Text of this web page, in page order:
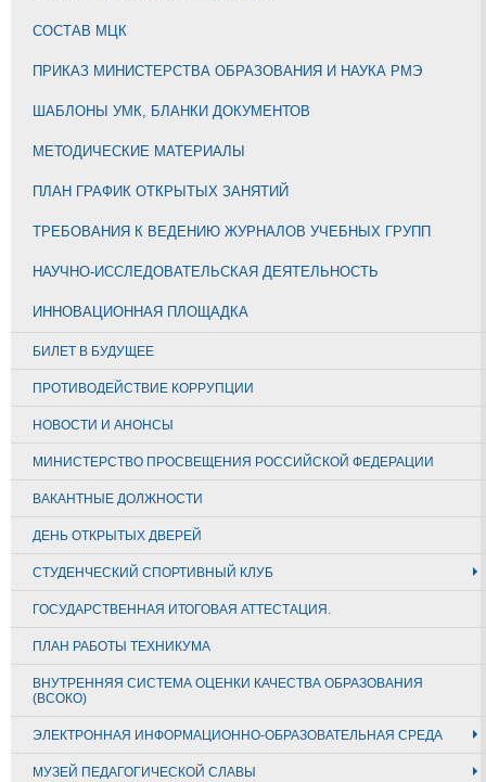
СОСТАВ МЦК
ПРИКАЗ МИНИСТЕРСТВА ОБРАЗОВАНИЯ И НАУКА РМЭ
ШАБЛОНЫ УМК, БЛАНКИ ДОКУМЕНТОВ
МЕТОДИЧЕСКИЕ МАТЕРИАЛЫ
ПЛАН ГРАФИК ОТКРЫТЫХ ЗАНЯТИЙ
ТРЕБОВАНИЯ К ВЕДЕНИЮ ЖУРНАЛОВ УЧЕБНЫХ ГРУПП
НАУЧНО-ИССЛЕДОВАТЕЛЬСКАЯ ДЕЯТЕЛЬНОСТЬ
ИННОВАЦИОННАЯ ПЛОЩАДКА
БИЛЕТ В БУДУЩЕЕ
ПРОТИВОДЕЙСТВИЕ КОРРУПЦИИ
НОВОСТИ И АНОНСЫ
МИНИСТЕРСТВО ПРОСВЕЩЕНИЯ РОССИЙСКОЙ ФЕДЕРАЦИИ
ВАКАНТНЫЕ ДОЛЖНОСТИ
ДЕНЬ ОТКРЫТЫХ ДВЕРЕЙ
СТУДЕНЧЕСКИЙ СПОРТИВНЫЙ КЛУБ
ГОСУДАРСТВЕННАЯ ИТОГОВАЯ АТТЕСТАЦИЯ.
ПЛАН РАБОТЫ ТЕХНИКУМА
ВНУТРЕННЯЯ СИСТЕМА ОЦЕНКИ КАЧЕСТВА ОБРАЗОВАНИЯ
(ВСОКО)
ЭЛЕКТРОННАЯ ИНФОРМАЦИОННО-ОБРАЗОВАТЕЛЬНАЯ СРЕДА
МУЗЕЙ ПЕДАГОГИЧЕСКОЙ СЛАВЫ